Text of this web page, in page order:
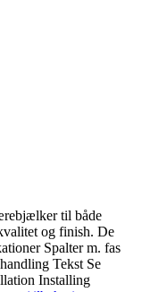
til både
og finish. De
Spalter m. fas
Tekst Se
Installing